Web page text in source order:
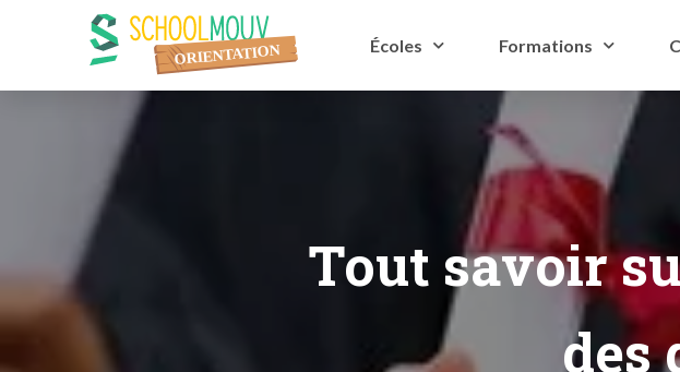
Écoles Formations
Tout savoir
des